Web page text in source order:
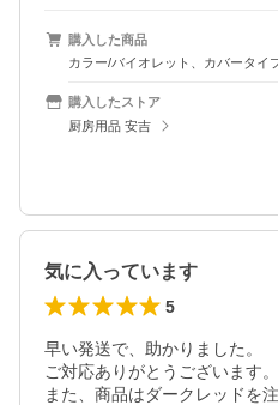
購入した商品
カラー/バイオレット、カバータイ
購入したストア
厨房用品 安吉
気に入っています
5
早い発送で、助かりました。
ご対応ありがとうございます。
また、商品はダークレッドを